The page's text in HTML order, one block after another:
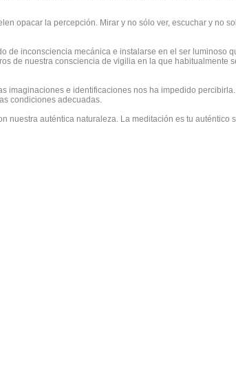
opacar la percepción. Mirar y no sólo ver, escuchar y no
de inconsciencia mecánica e instalarse en el ser luminoso
de nuestra consciencia de vigilia en la que habitualmente
imaginaciones e identificaciones nos ha impedido
condiciones adecuadas.
nuestra auténtica naturaleza. La meditación es tu auténtico